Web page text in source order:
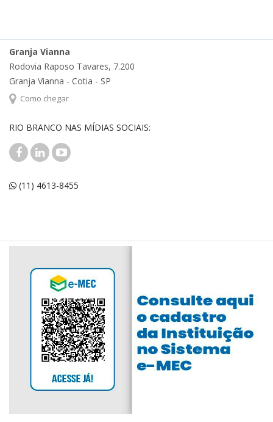
Granja Vianna
Rodovia Raposo Tavares, 7.200
Granja Vianna - Cotia - SP
Como chegar
RIO BRANCO NAS MÍDIAS SOCIAIS:
(11) 4613-8455